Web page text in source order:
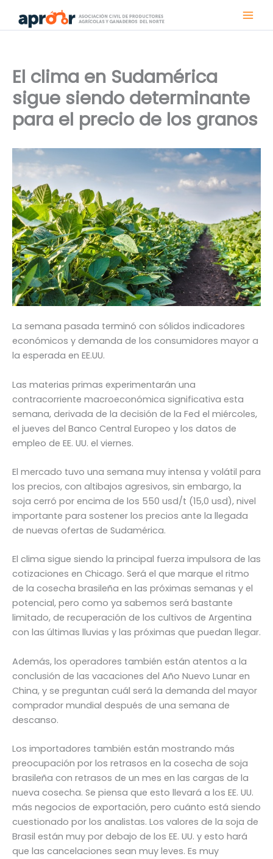
El clima en Sudamérica
sigue siendo determinante
para el precio de los granos
La semana pasada terminó con sólidos indicadores
económicos y demanda de los consumidores mayor a
la esperada en EE.UU.
Las materias primas experimentarán una
contracorriente macroeconómica significativa esta
semana, derivada de la decisión de la Fed el miércoles,
el jueves del Banco Central Europeo y los datos de
empleo de EE. UU. el viernes.
El mercado tuvo una semana muy intensa y volátil para
los precios, con altibajos agresivos, sin embargo, la
soja cerró por encima de los 550 usd/t (15,0 usd), nivel
importante para sostener los precios ante la llegada
de nuevas ofertas de Sudamérica.
El clima sigue siendo la principal fuerza impulsora de las
cotizaciones en Chicago. Será el que marque el ritmo
de la cosecha brasileña en las próximas semanas y el
potencial, pero como ya sabemos será bastante
limitado, de recuperación de los cultivos de Argentina
con las últimas lluvias y las próximas que puedan llegar.
Además, los operadores también están atentos a la
conclusión de las vacaciones del Año Nuevo Lunar en
China, y se preguntan cuál será la demanda del mayor
comprador mundial después de una semana de
descanso.
Los importadores también están mostrando más
preocupación por los retrasos en la cosecha de soja
brasileña con retrasos de un mes en las cargas de la
nueva cosecha. Se piensa que esto llevará a los EE. UU.
más negocios de exportación, pero cuánto está siendo
cuestionado por los analistas. Los valores de la soja de
Brasil están muy por debajo de los EE. UU. y esto hará
que las cancelaciones sean muy leves. Es muy